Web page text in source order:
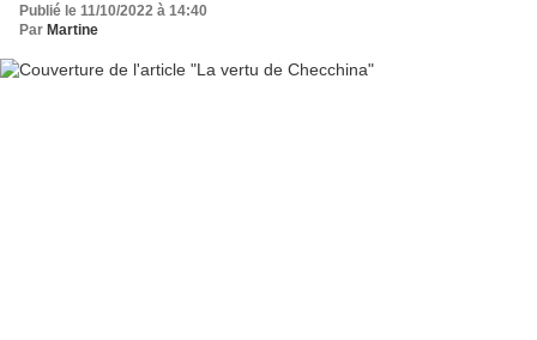
Publié le 11/10/2022 à 14:40
Par Martine